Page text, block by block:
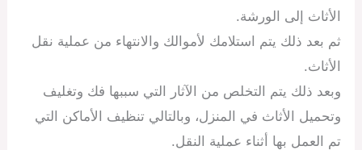
الأثاث إلى الورشة.
ثم بعد ذلك يتم استلامك لأموالك والانتهاء من عملية نقل
الأثاث.
وبعد ذلك يتم التخلص من الآثار التي سببها فك وتغليف
وتحميل الأثاث في المنزل، وبالتالي تنظيف الأماكن التي
تم العمل بها أثناء عملية النقل.